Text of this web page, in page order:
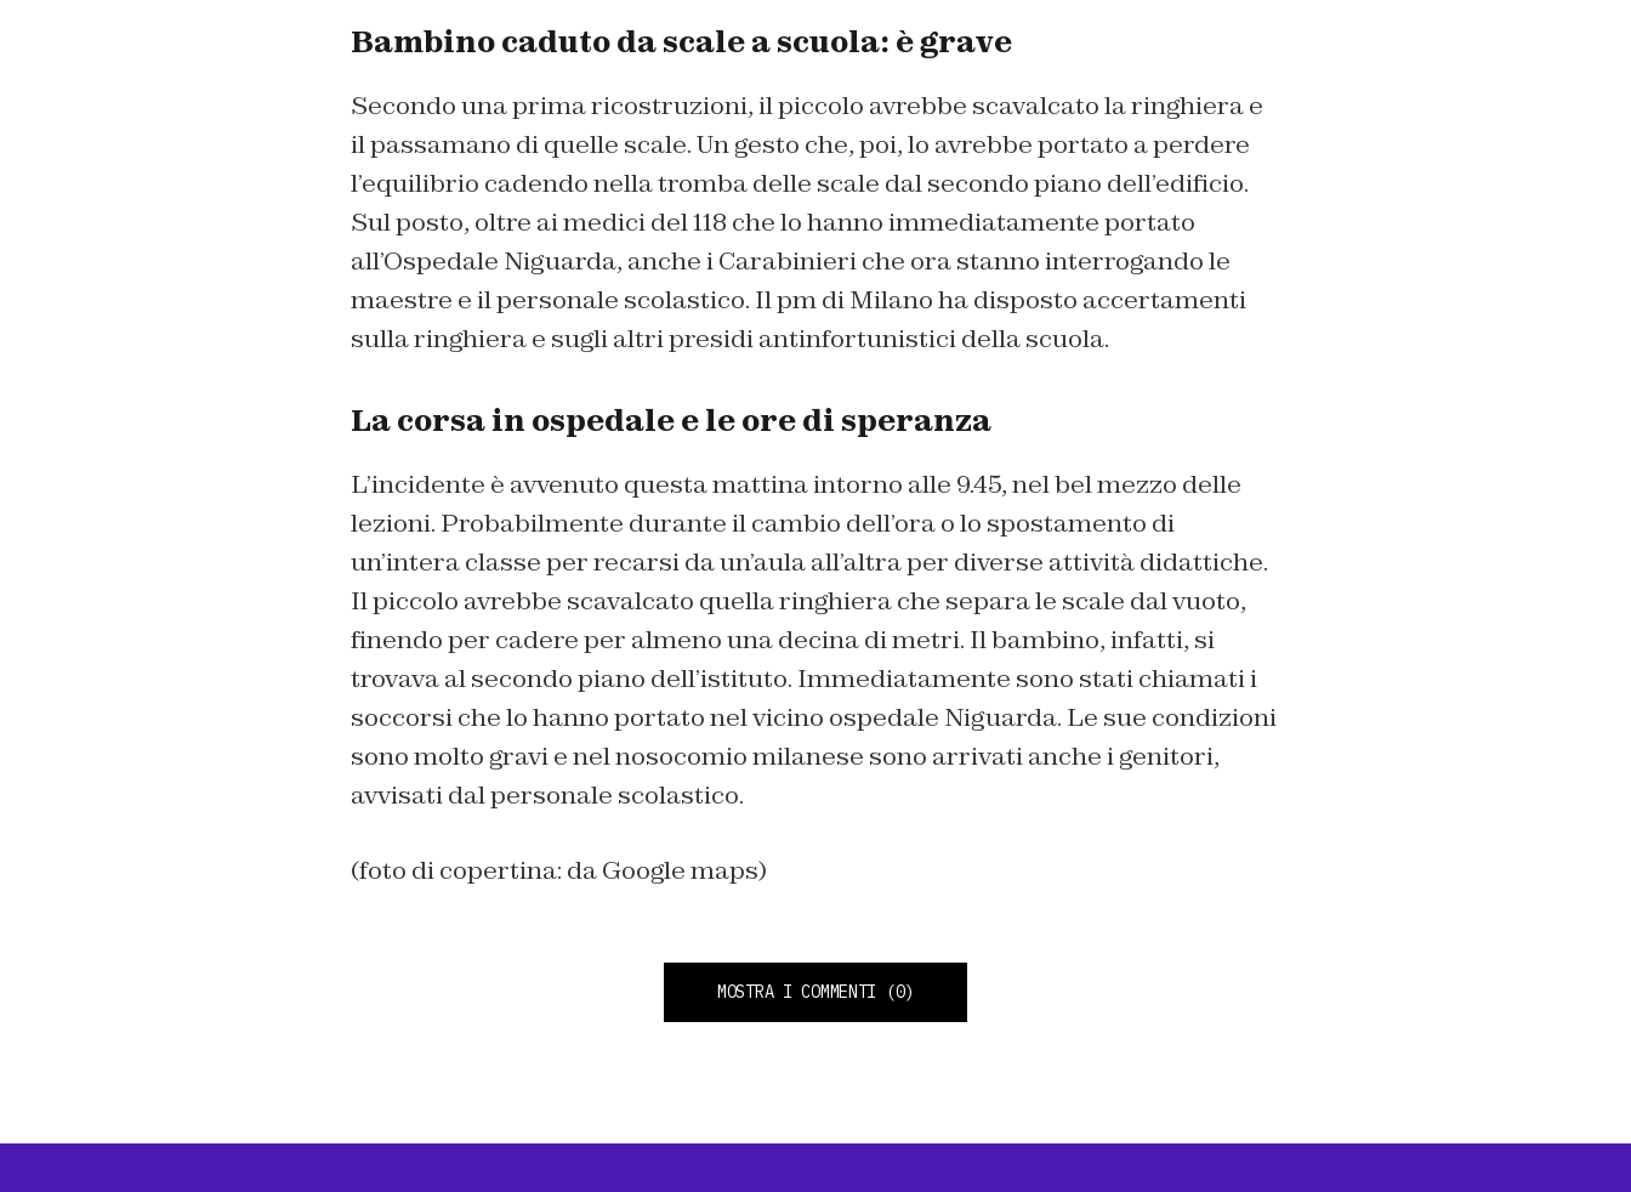
Bambino caduto da scale a scuola: è grave
Secondo una prima ricostruzioni, il piccolo avrebbe scavalcato la ringhiera e
il passamano di quelle scale. Un gesto che, poi, lo avrebbe portato a perdere
l’equilibrio cadendo nella tromba delle scale dal secondo piano dell’edificio.
Sul posto, oltre ai medici del 118 che lo hanno immediatamente portato
all’Ospedale Niguarda, anche i Carabinieri che ora stanno interrogando le
maestre e il personale scolastico. Il pm di Milano ha disposto accertamenti
sulla ringhiera e sugli altri presidi antinfortunistici della scuola.
La corsa in ospedale e le ore di speranza
L’incidente è avvenuto questa mattina intorno alle 9.45, nel bel mezzo delle
lezioni. Probabilmente durante il cambio dell’ora o lo spostamento di
un’intera classe per recarsi da un’aula all’altra per diverse attività didattiche.
Il piccolo avrebbe scavalcato quella ringhiera che separa le scale dal vuoto,
finendo per cadere per almeno una decina di metri. Il bambino, infatti, si
trovava al secondo piano dell’istituto. Immediatamente sono stati chiamati i
soccorsi che lo hanno portato nel vicino ospedale Niguarda. Le sue condizioni
sono molto gravi e nel nosocomio milanese sono arrivati anche i genitori,
avvisati dal personale scolastico.
(foto di copertina: da Google maps)
MOSTRA I COMMENTI (0)